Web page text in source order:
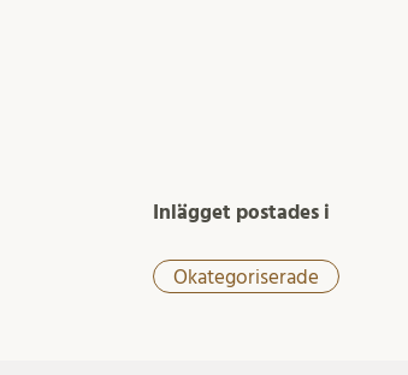
Inlägget postades i
Okategoriserade